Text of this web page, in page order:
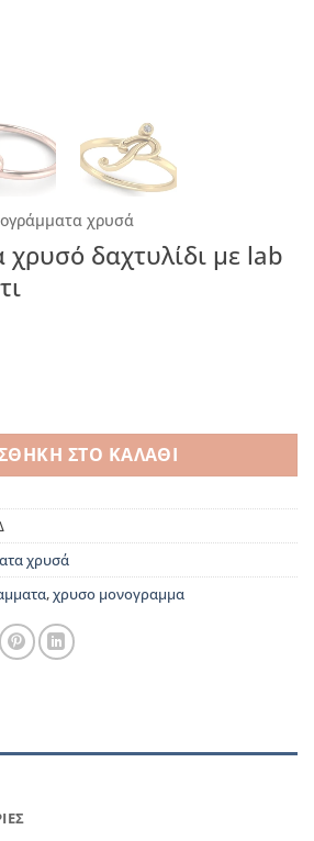
χρυσά
δαχτυλίδι με lab
δαχτυλίδι με lab grown διαμάντι
ΣΤΟ ΚΑΛΆΘΙ
χρυσά
,χρυσο μονογραμμα